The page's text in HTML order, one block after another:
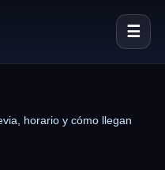
☰
horario y cómo llegan